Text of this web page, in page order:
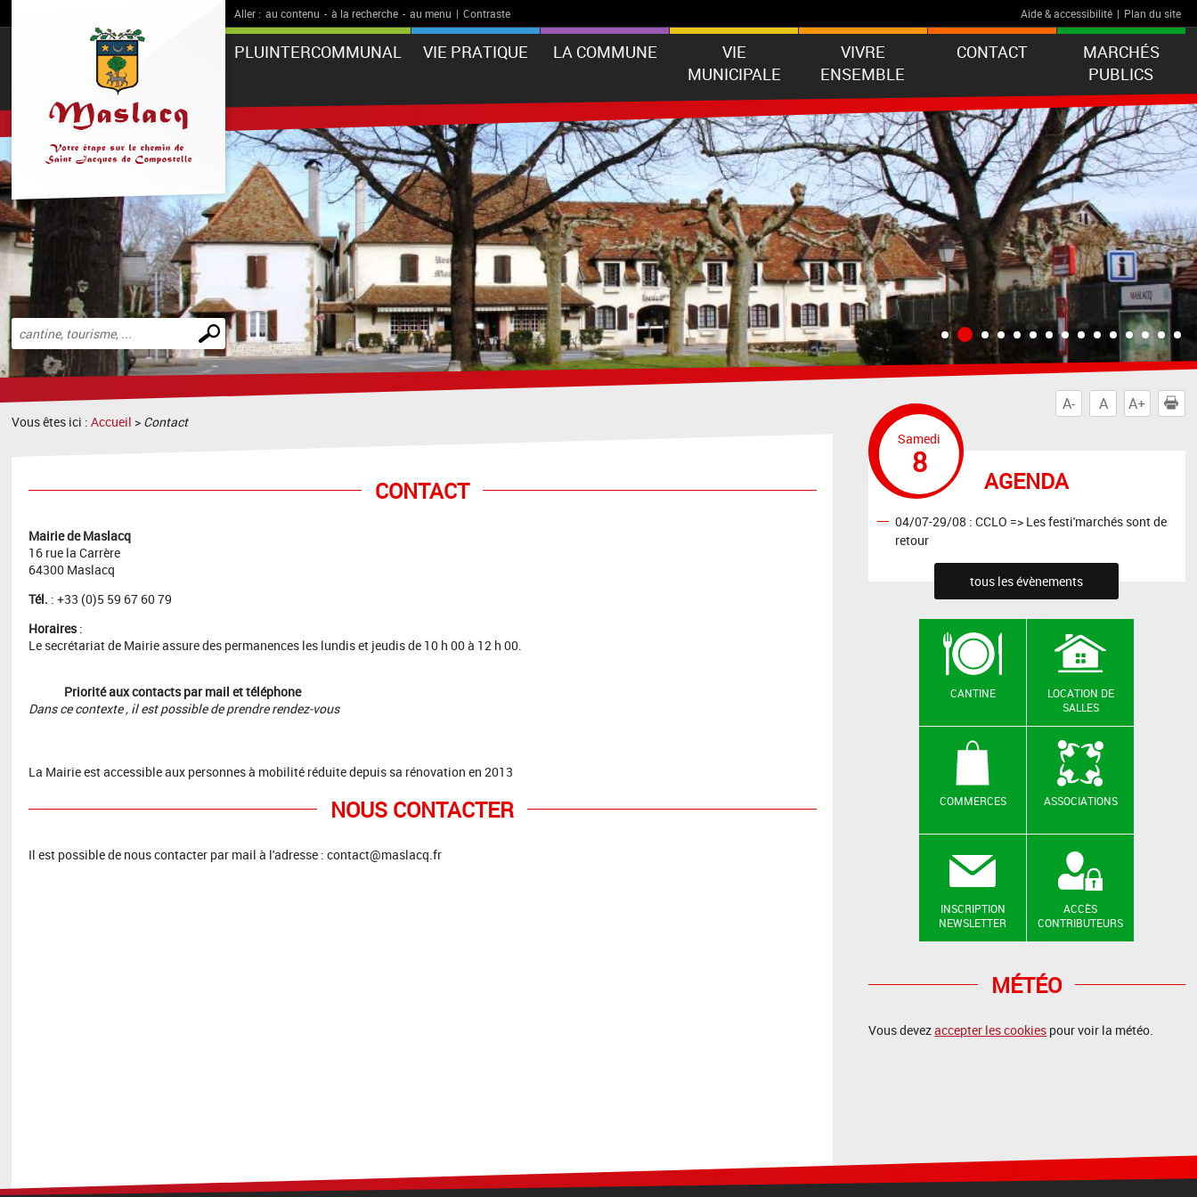
Aller : au contenu - à la recherche - au menu | Contraste Aide & accessibilité | Plan du site
PLUINTERCOMMUNAL VIE PRATIQUE LA COMMUNE
VIE
MUNICIPALE
VIVRE
ENSEMBLE
CONTACT
MARCHÉS
PUBLICS
Effectuer
une
recherche
A- A A+
Vous êtes ici :Accueil > Contact
CONTACT
Mairie de Maslacq
16 rue la Carrère
64300 Maslacq
Tél. : +33 (0)5 59 67 60 79
Horaires:
Le secrétariat de Mairie assure des permanences les lundis et jeudis de 10 h 00 à 12 h 00.
Priorité aux contacts par mail et téléphone
Dans ce contexte , il est possible de prendre rendez-vous
La Mairie est accessible aux personnes à mobilité réduite depuis sa rénovation en 2013
NOUS CONTACTER
Il est possible de nous contacter par mail à l'adresse : contact@maslacq.fr
AGENDA
Samedi
8
04/07-29/08 : CCLO => Les festi'marchés sont de
retour
tous les évènements
CANTINE
LOCATION DE
SALLES
COMMERCES ASSOCIATIONS
INSCRIPTION
NEWSLETTER
ACCÈS
CONTRIBUTEURS
MÉTÉO
Vous devezaccepter les cookies pour voir la météo.